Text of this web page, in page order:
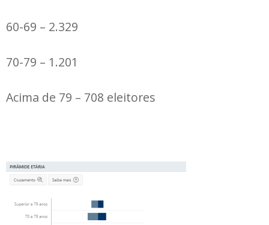
60-69 – 2.329
70-79 – 1.201
Acima de 79 – 708 eleitores